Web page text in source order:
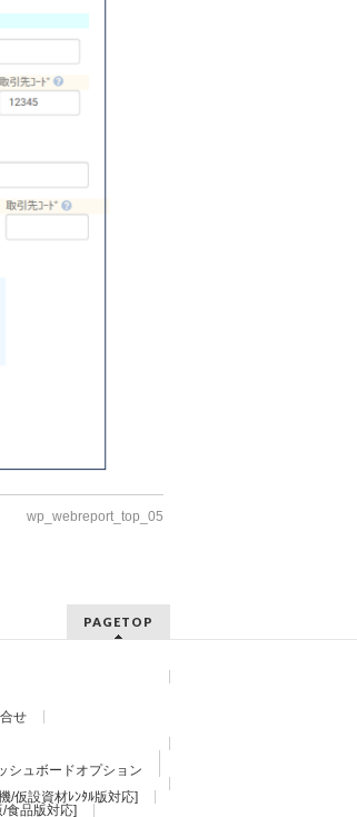
wp_webreport_top_05
PAGETOP
せ
シュボードオプション
/仮設資材ﾚﾝﾀﾙ版対応]
食品版対応]